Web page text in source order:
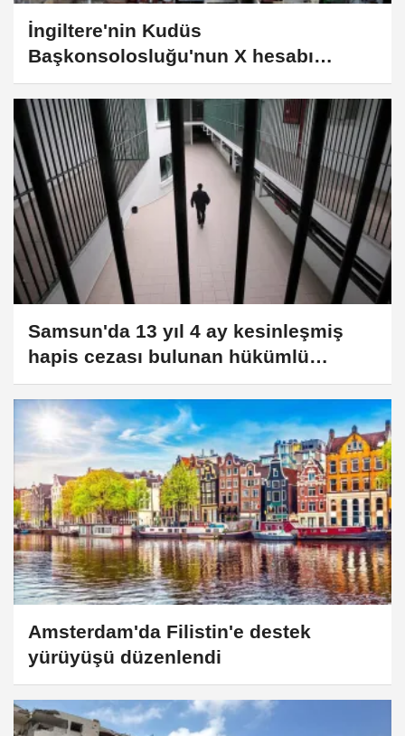
İngiltere'nin Kudüs
Başkonsolosluğu'nun X hesabı
Filistinli tutuklulara ilişkin paylaşım
sonrası askıya alındı
Samsun'da 13 yıl 4 ay kesinleşmiş
hapis cezası bulunan hükümlü
yakalandı
Amsterdam'da Filistin'e destek
yürüyüşü düzenlendi